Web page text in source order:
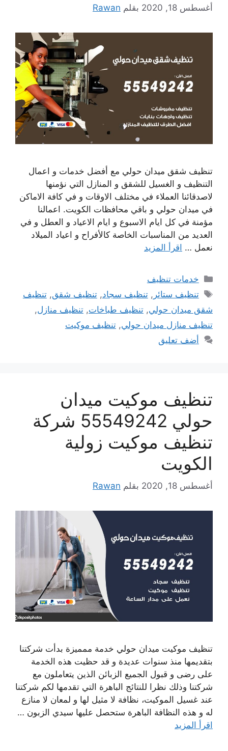
أغسطس 18, 2020 بقلم Rawan
تنظيف شقق ميدان حولي مع أفضل خدمات و اعمال
التنظيف و الغسيل للشقق و المنازل التي نؤمنها
لاصدقائنا العملاء في مختلف الاوقات و في كافة الاماكن
في ميدان حولي و باقي محافظات الكويت. اعمالنا
مؤمنة في كل ايام الاسبوع و ايام الاعياد و العطل و في
العديد من المناسبات الخاصة كالأفراح و اعياد الميلاد
نعمل … اقرأ المزيد
التصنيفات
خدمات تنظيف
الوسوم
تنظيف ستائر ,تنظيف سجاد,تنظيف شقق,تنظيف
شقق ميدان حولي, تنظيف طباخات, تنظيف منازل,
تنظيف منازل ميدان حولي, تنظيف موكيت
أضف تعليق
تنظيف موكيت ميدان
حولي 55549242 شركة
تنظيف موكيت زولية
الكويت
أغسطس 18, 2020 بقلم Rawan
تنظيف موكيت ميدان حولي خدمة ممميزة بدأت شركتنا
بتقديمها منذ سنوات عديدة و قد حظيت هذه الخدمة
على رضى و قبول الجميع الزبائن الذين يتعاملون مع
شركتنا وذلك نظرا للنتائج الباهرة التي تقدمها لكم شركتنا
عند غسيل الموكيت، نظافة لا مثيل لها و لمعان لا منازع
له و هذه النظافة الباهرة ستحصل عليها سيدي الزبون …
اقرأ المزيد